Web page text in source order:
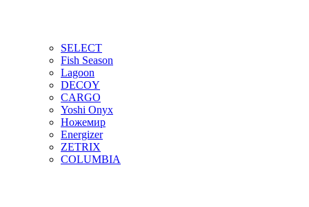
SELECT
Fish Season
Lagoon
DECOY
CARGO
Yoshi Onyx
Ножемир
Energizer
ZETRIX
COLUMBIA